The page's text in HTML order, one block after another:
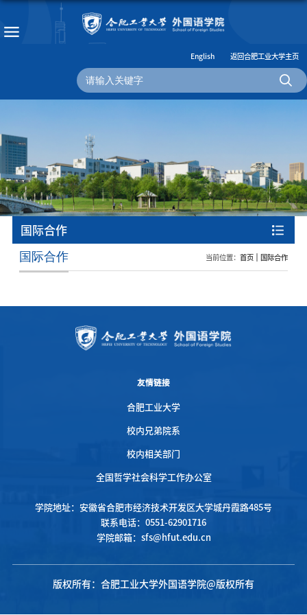
English 返回合肥工业大学主页
国际合作
当前位置：首页 国际合作
国际合作
友情链接
合肥工业大学
校内兄弟院系
校内相关部门
全国哲学社会科学工作办公室
学院地址：安徽省合肥市经济技术开发区大学城丹霞路485号
联系电话：0551-62901716
学院邮箱：sfs@hfut.edu.cn
版权所有：合肥工业大学外国语学院@版权所有